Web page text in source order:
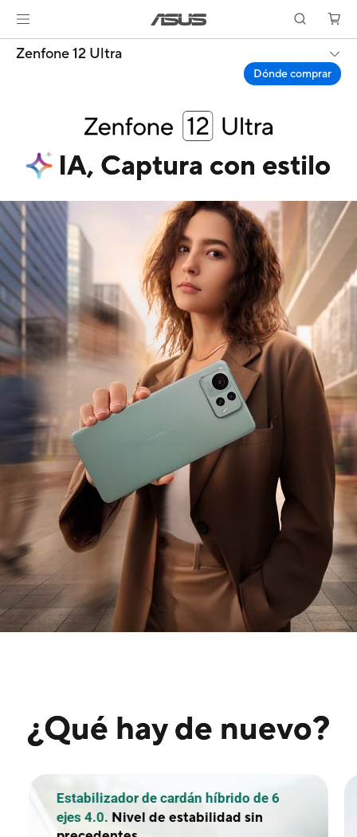
Zenfone 12 Ultra
Dónde comprar
Zenfone
12
Ultra
IA, Captura con estilo
¿Qué hay de nuevo?
de cardán híbrido de 6
de estabilidad sin
El seguimiento
sujeto centrado